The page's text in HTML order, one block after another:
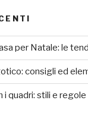
per Natale: le
consigli ed
i quadri: stili e regole